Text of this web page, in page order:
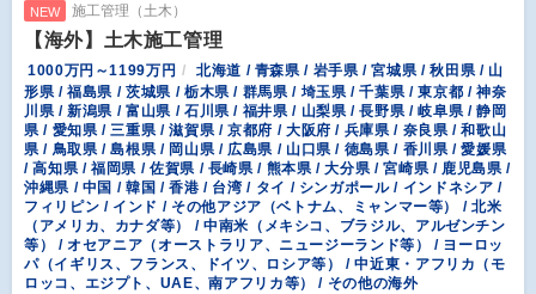
NEW 施工管理（土木）
【海外】土木施工管理
1000万円～1199万円
北海道 / 青森県 / 岩手県 / 宮城県 / 秋田県 / 山
形県 / 福島県 / 茨城県 / 栃木県 / 群馬県 / 埼玉県 / 千葉県 / 東京都 / 神奈
川県 / 新潟県 / 富山県 / 石川県 / 福井県 / 山梨県 / 長野県 / 岐阜県 / 静岡
県 / 愛知県 / 三重県 / 滋賀県 / 京都府 / 大阪府 / 兵庫県 / 奈良県 / 和歌山
県 / 鳥取県 / 島根県 / 岡山県 / 広島県 / 山口県 / 徳島県 / 香川県 / 愛媛県
/ 高知県 / 福岡県 / 佐賀県 / 長崎県 / 熊本県 / 大分県 / 宮崎県 / 鹿児島県 /
沖縄県 / 中国 / 韓国 / 香港 / 台湾 / タイ / シンガポール / インドネシア /
フィリピン / インド / その他アジア（ベトナム、ミャンマー等） / 北米
（アメリカ、カナダ等） / 中南米（メキシコ、ブラジル、アルゼンチン
等） / オセアニア（オーストラリア、ニュージーランド等） / ヨーロッ
パ（イギリス、フランス、ドイツ、ロシア等） / 中近東・アフリカ（モ
ロッコ、エジプト、UAE、南アフリカ等） / その他の海外